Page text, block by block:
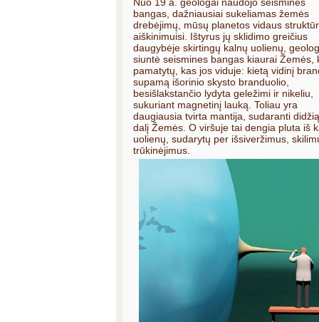
Nuo 19 a. geologai naudojo seismines
bangas, dažniausiai sukeliamas žemės
drebėjimų, mūsų planetos vidaus
aiškinimuisi. Ištyrus jų sklidimo greičius
daugybėje skirtingų kalnų uolienų,
siuntė seismines bangas kiaurai Žemės,
pamatytų, kas jos viduje: kietą vidinį
supamą išorinio skysto branduolio,
besišlakstančio lydyta geležimi ir nikeliu,
sukuriant magnetinį lauką. Toliau yra
daugiausia tvirta mantija, sudaranti
dalį Žemės. O viršuje tai dengia pluta iš
uolienų, sudarytų per išsiveržimus,
trūkinėjimus.